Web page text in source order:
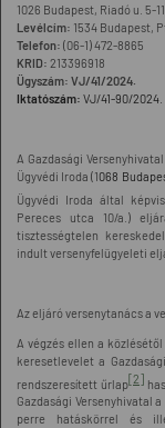
1026 Budapest, Riadó u. 5-11.
Levélcím: 1534 Budapest,
Telefon: (06-1) 472-8865
KRID: 213396918
Ügyszám: VJ/41/2024.
Iktatószám: VJ/41-90/2024.
A Gazdasági
Ügyvédi Iroda (1068
Ügyvédi Iroda által
Pereces utca 10/a.)
tisztességtelen
indult versenyfelügyeleti
Az eljáró versenytanács a
A végzés ellen a
keresetlevelet a
rendszeresített űrlap[2]
Gazdasági Versenyhivatal
perre hatáskörrel és